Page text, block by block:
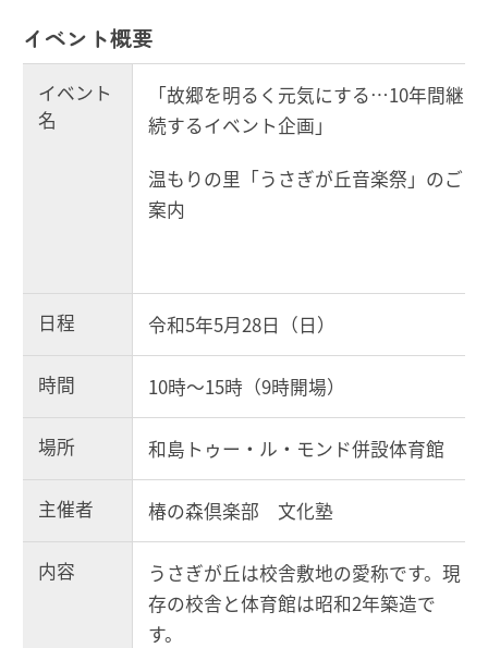
イベント概要
イベント
名
「故郷を明るく元気にする…10年間継
続するイベント企画」
温もりの里「うさぎが丘音楽祭」のご
案内
日程 令和5年5月28日（日）
時間 10時～15時（9時開場）
場所 和島トゥー・ル・モンド併設体育館
主催者 椿の森倶楽部 文化塾
内容
うさぎが丘は校舎敷地の愛称です。現
存の校舎と体育館は昭和2年築造で
す。